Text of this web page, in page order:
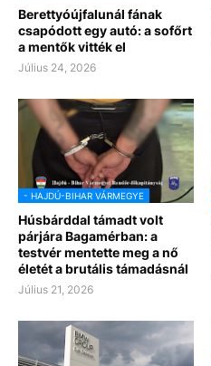
Berettyóújfalunál fának
csapódott egy autó: a sofőrt
a mentők vitték el
Július 24, 2026
- HAJDÚ-BIHAR VÁRMEGYE
Húsbárddal támadt volt
párjára Bagamérban: a
testvér mentette meg a nő
életét a brutális támadásnál
Július 21, 2026